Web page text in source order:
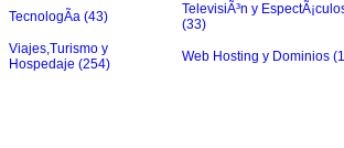
TecnologÃ­a (43)
TelevisiÃ³n y
(33)
Viajes,Turismo y
Hospedaje (254)
Web Hosting y Dominios